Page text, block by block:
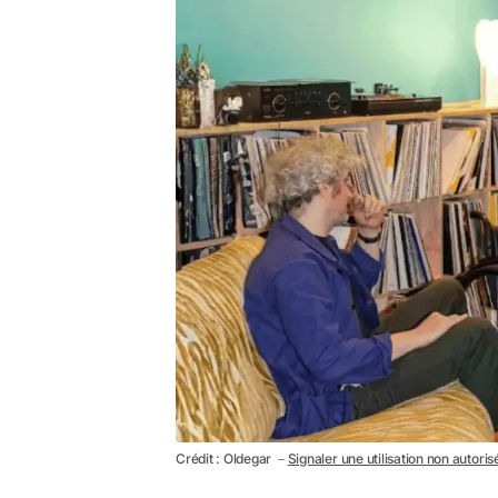
Crédit : Oldegar － Signaler une utilisation non